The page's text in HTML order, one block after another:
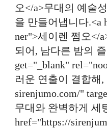
오</a>무대의 예술
을 만들어냅니다.<a
ner">세이렌 쩜오</
되어, 남다른 밤의
get="_blank"
러운 연출이 결합해
sirenjumo.com/"
무대와 완벽하게 세
href="https://